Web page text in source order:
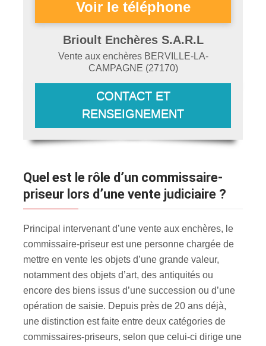
Brioult Enchères S.A.R.L
Vente aux enchères BERVILLE-LA-
CAMPAGNE (27170)
CONTACT ET
RENSEIGNEMENT
Quel est le rôle d’un commissaire-
priseur lors d’une vente judiciaire ?
Principal intervenant d’une vente aux enchères, le
commissaire-priseur est une personne chargée de
mettre en vente les objets d’une grande valeur,
notamment des objets d’art, des antiquités ou
encore des biens issus d’une succession ou d’une
opération de saisie. Depuis près de 20 ans déjà,
une distinction est faite entre deux catégories de
commissaires-priseurs, selon que celui-ci dirige une